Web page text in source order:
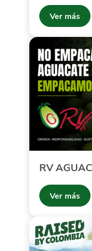
Ver más
RV
Ver más